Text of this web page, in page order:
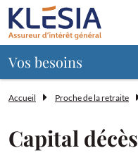
Vos besoins
Accueil Proche de la retraite
Capital décès